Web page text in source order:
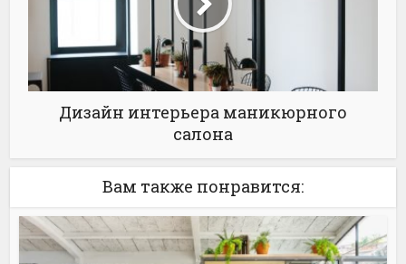
Дизайн интерьера маникюрного
салона
Вам также понравится: